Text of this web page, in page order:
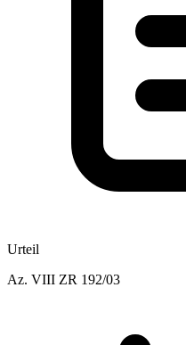
Urteil
Az. VIII ZR 192/03